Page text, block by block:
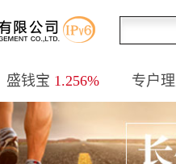
盛钱宝 1.256% 专户